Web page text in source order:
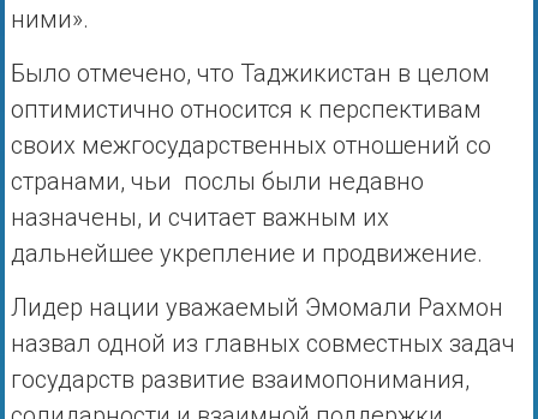
ними».
Было отмечено, что Таджикистан в целом
оптимистично относится к перспективам
своих межгосударственных отношений со
странами, чьи послы были недавно
назначены, и считает важным их
дальнейшее укрепление и продвижение.
Лидер нации уважаемый Эмомали Рахмон
назвал одной из главных совместных задач
государств развитие взаимопонимания,